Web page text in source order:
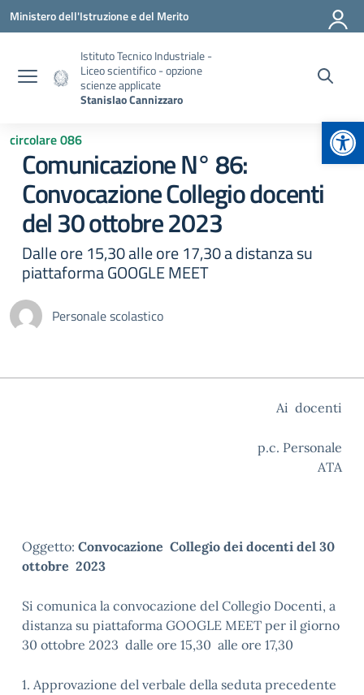
Vai ai contenuti
Vai al menu di navigazione
Vai al footer
Ministero dell'Istruzione e del Merito
Istituto Tecnico Industriale -
Liceo scientifico - opzione
scienze applicate
Stanislao Cannizzaro
circolare 086
Comunicazione N° 86:
Convocazione Collegio docenti
del 30 ottobre 2023
Dalle ore 15,30 alle ore 17,30 a distanza su
piattaforma GOOGLE MEET
Personale scolastico
Ai docenti
p.c. Personale
ATA
Oggetto: Convocazione Collegio dei docenti del 30
ottobre 2023
Si comunica la convocazione del Collegio Docenti, a
distanza su piattaforma GOOGLE MEET per il giorno
30 ottobre 2023 dalle ore 15,30 alle ore 17,30
1. Approvazione del verbale della seduta precedente